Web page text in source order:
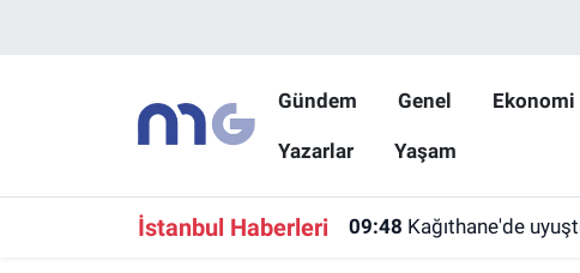
Gündem Genel Ekonomi
Yazarlar Yaşam
İstanbul Haberleri 09:48 Kağıthane'de
Hava Durumu
İstanbul Namaz Vakitleri